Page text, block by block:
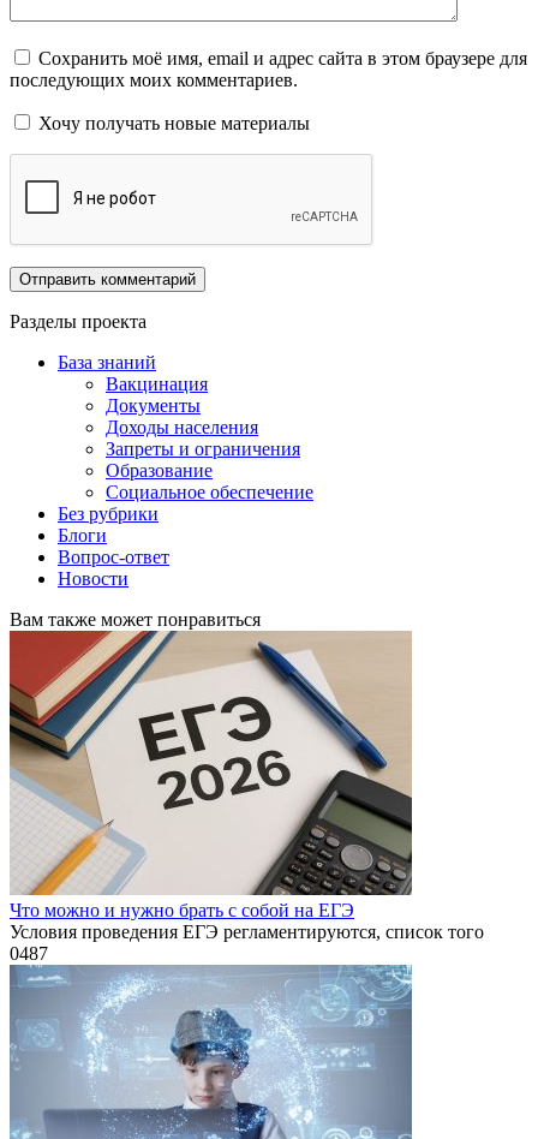
Сохранить моё имя, email и адрес сайта в этом браузере для
последующих моих комментариев.
Хочу получать новые материалы
Разделы проекта
База знаний
Вакцинация
Документы
Доходы населения
Запреты и ограничения
Образование
Социальное обеспечение
Без рубрики
Блоги
Вопрос-ответ
Новости
Вам также может понравиться
Что можно и нужно брать с собой на ЕГЭ
Условия проведения ЕГЭ регламентируются, список того
0487